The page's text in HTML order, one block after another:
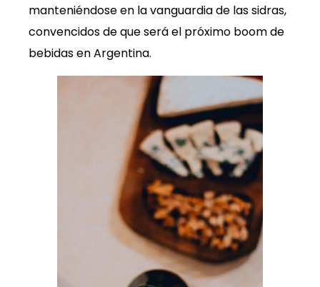
manteniéndose en la vanguardia de las sidras,
convencidos de que será el próximo boom de
bebidas en Argentina.